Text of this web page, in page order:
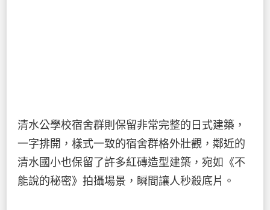
清水公學校宿舍群則保留非常完整的日式建築，
一字排開，樣式一致的宿舍群格外壯觀，鄰近的
清水國小也保留了許多紅磚造型建築，宛如《不
能說的秘密》拍攝場景，瞬間讓人秒殺底片。